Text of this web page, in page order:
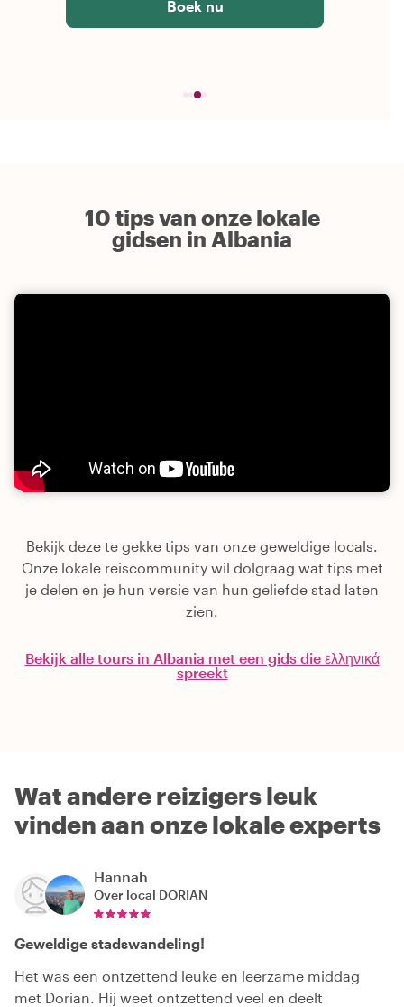
Boek nu
10 tips van onze lokale
gidsen in Albania
Bekijk deze te gekke tips van onze geweldige locals.
Onze lokale reiscommunity wil dolgraag wat tips met
je delen en je hun versie van hun geliefde stad laten
zien.
Bekijk alle tours in Albania met een gids die ελληνικά
spreekt
Wat andere reizigers leuk
vinden aan onze lokale experts
Hannah
Over local DORIAN
Geweldige stadswandeling!
Het was een ontzettend leuke en leerzame middag
met Dorian. Hij weet ontzettend veel en deelt